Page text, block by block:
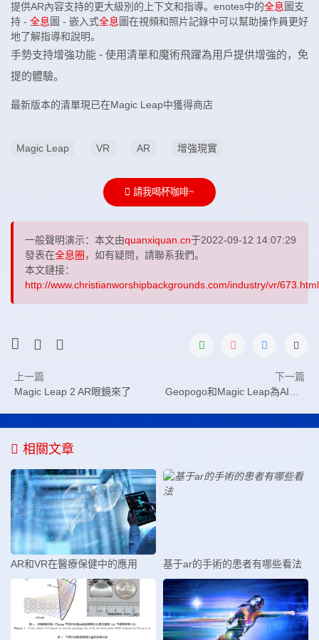
提供AR內容支持的更大級別的上下文和指導。enotes中的全息 圖支
持 - 全息 圖 - 嵌入式全息 圖在視頻和照片記錄中可以幫助操作員更好
地了解指導和說明。
手勢支持增強功能 - 使用清單和魔術飛躍為用戶提供增強的，免
提的體驗。
最新版本的清單現已在Magic Leap中獲得商店
Magic Leap VR AR 增強現實
請我喝杯咖啡~
一般聲明演示：本文由quanxiquan.cn于2022-09-12 14:07:29
發表在全息圈 ，如有疑問，請聯系我們。
本文鏈接：
http://www.christianworshipbackgrounds.com/industry/vr/673.html
上一篇
Magic Leap 2 AR眼鏡來了
下一篇
Geopogo和Magic Leap為AIASF帶來建筑設計的生命
相關文章
AR和VR在醫療保健中的應用 基于ar的手術的患者有哪些看法